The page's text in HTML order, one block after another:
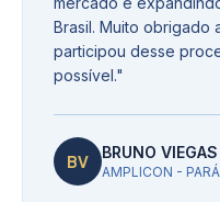
Brasil. Muito obrigado
participou desse
possível."
BV BRUNO
AMPLICON -